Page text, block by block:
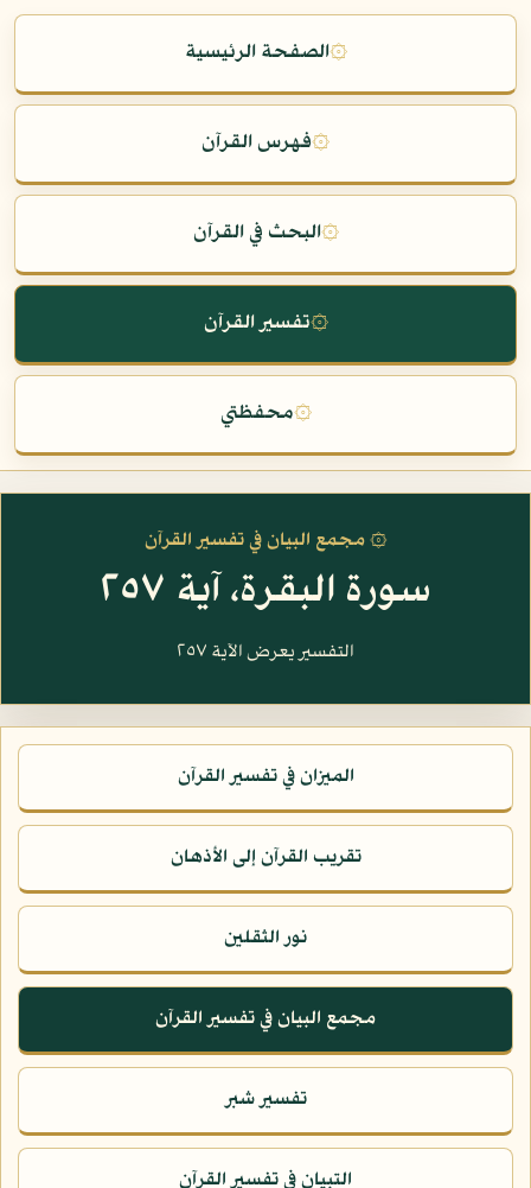
۞الصفحة الرئيسية
۞فهرس القرآن
۞البحث في القرآن
۞تفسير القرآن
۞محفظتي
۞ مجمع البيان في تفسير القرآن
سورة البقرة، آية ٢٥٧
التفسير يعرض الآية ٢٥٧
الميزان في تفسير القرآن
تقريب القرآن إلى الأذهان
نور الثقلين
مجمع البيان في تفسير القرآن
تفسير شبر
التبيان في تفسير القرآن